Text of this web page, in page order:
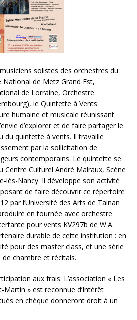
musiciens solistes des orchestres du
National de Metz Grand Est,
de Lorraine, Orchestre
le Quintette à Vents
humaine et musicale réunissant
d’explorer et de faire partager le
du quintette à vents. Il travaille
par la sollicitation de
contemporains. Le quintette se
Centre Culturel André Malraux, Scène
lès-Nancy. Il développe son activité
de faire découvrir ce répertoire
par l’Université des Arts de Tainan
en tournée avec orchestre
pour vents KV297b de W.A.
durable de cette institution : en
pour des master class, et une série
chambre et récitals.
aux frais. L’association « Les
Martin » est reconnue d’Intérêt
en chèque donneront droit à un